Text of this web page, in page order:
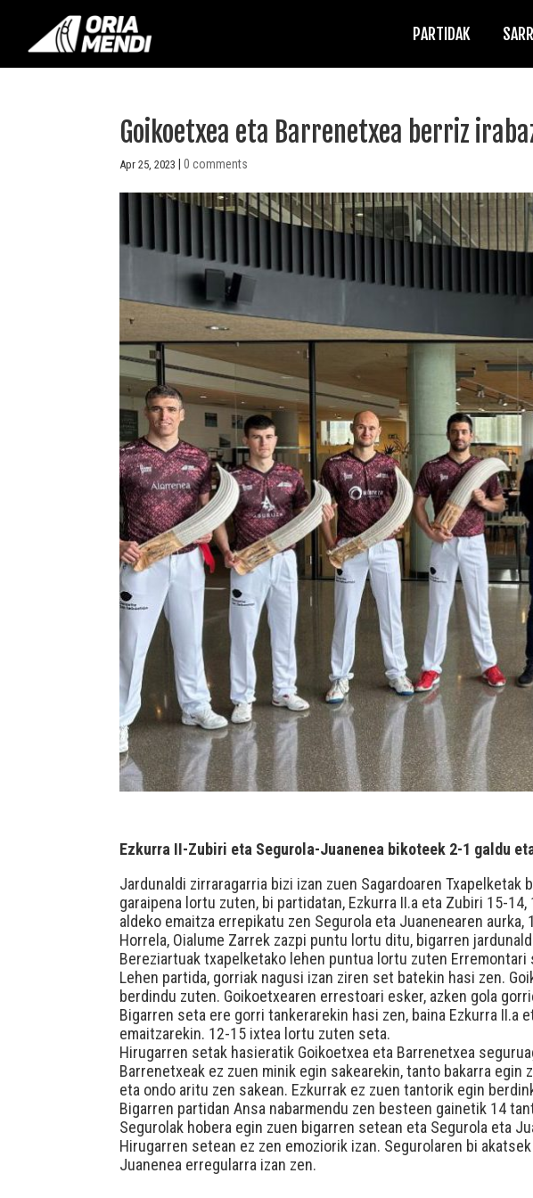
PARTIDAK
Goikoetxea eta Barrenetxea berriz
Apr 25, 2023 |0 comments
Ezkurra II-Zubiri eta Segurola-Juanenea bikoteek 2-1 galdu
Jardunaldi zirraragarria bizi izan zuen Sagardoaren
garaipena lortu zuten, bi partidatan, Ezkurra II.a eta Zubiri 15-
aldeko emaitza errepikatu zen Segurola eta Juanenearen
Horrela, Oialume Zarrek zazpi puntu lortu ditu, bigarren
Bereziartuak txapelketako lehen puntua lortu zuten Erremontari
Lehen partida, gorriak nagusi izan ziren set batekin hasi zen.
berdindu zuten. Goikoetxearen errestoari esker, azken gola
Bigarren seta ere gorri tankerarekin hasi zen, baina Ezkurra
emaitzarekin. 12-15 ixtea lortu zuten seta.
Hirugarren setak hasieratik Goikoetxea eta Barrenetxea
Barrenetxeak ez zuen minik egin sakearekin, tanto bakarra
eta ondo aritu zen sakean. Ezkurrak ez zuen tantorik egin
Bigarren partidan Ansa nabarmendu zen besteen gainetik 14
Segurolak hobera egin zuen bigarren setean eta Segurola eta
Hirugarren setean ez zen emoziorik izan. Segurolaren bi
Juanenea erregularra izan zen.